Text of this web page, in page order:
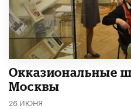
​Окказиональные
Москвы
26 ИЮНЯ